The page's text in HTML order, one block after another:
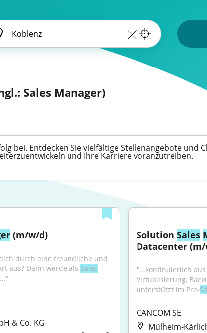
Sales Manager)
bei. Entdecken Sie vielfältige Stellenangebote und
und Ihre Karriere voranzutreiben.
(m/w/d)
durch eine freundliche und
aus? Dann werde als Sales
& Co. KG
Solution Sales
Datacenter
"...kontinuierlich aus
Virtualisierung,
unterstützt im Pre-
CANCOM SE
Mülheim-